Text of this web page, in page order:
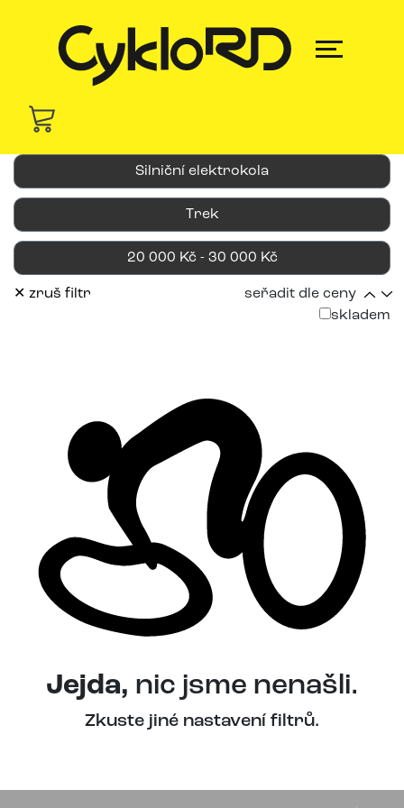
Silniční elektrokola
Trek
20 000 Kč - 30 000 Kč
✕ zruš filtr
seřadit dle ceny
skladem
Jejda, nic jsme nenašli.
Zkuste jiné nastavení filtrů.